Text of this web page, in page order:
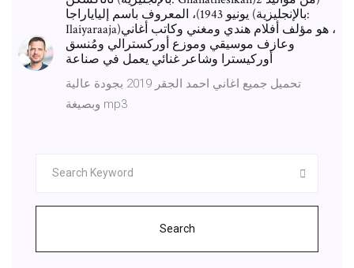
يونيو 1943)، المعروف باسم إلياياراجا (بالإنجليزية:
Ilaiyaraaja)‏، هو مؤلف أفلام هندي ومغني وكاتب أغاني
وعازف موسيقي وموزع أوركسترالي ومُنسق
أوركيسترا وشاعر غنائي يعمل في صناعة
تحميل جميع اغاني احمد الجقر 2019 بجودة عالية
وبصيغة mp3
Search